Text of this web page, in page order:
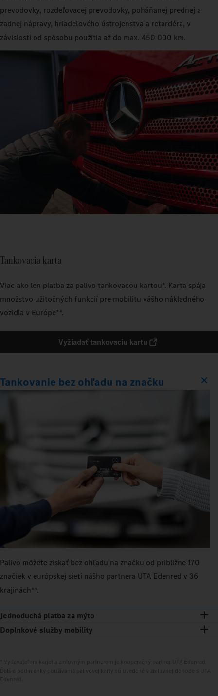
prevodovky, rozdeľovacej prevodovky, poháňanej prednej a
zadnej nápravy, hriadeľového ústrojenstva a retardéra, v
závislosti od spôsobu použitia až do max. 450 000 km.
Tankovacia karta
Viac ako len platba za palivo tankovacou kartou*. Karta spája
množstvo užitočných funkcií pre mobilitu vášho nákladného
vozidla v Európe**.
Vyžiadať tankovaciu kartu
Tankovanie bez ohľadu na značku
Palivo môžete získať bez ohľadu na značku od približne 170
značiek v európskej sieti nášho partnera UTA Edenred v 36
krajinách**.
Jednoduchá platba za mýto
Doplnkové služby mobility